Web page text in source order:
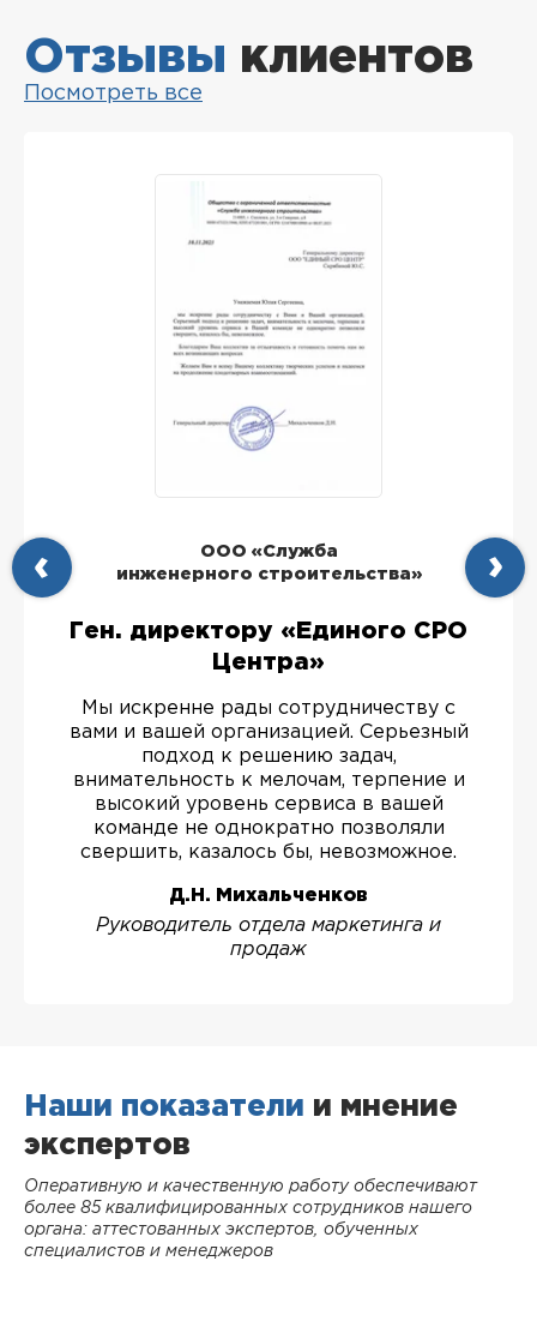
Отзывы клиентов
Посмотреть все
ООО «Служба
инженерного строительства»
Ген. директору «Единого СРО
Центра»
Мы искренне рады сотрудничеству с
вами и вашей организацией. Серьезный
подход к решению задач,
внимательность к мелочам, терпение и
высокий уровень сервиса в вашей
команде не однократно позволяли
свершить, казалось бы, невозможное.
Д.Н. Михальченков
Руководитель отдела маркетинга и
продаж
Наши показатели и мнение
экспертов
Оперативную и качественную работу обеспечивают
более 85 квалифицированных сотрудников нашего
органа: аттестованных экспертов, обученных
специалистов и менеджеров